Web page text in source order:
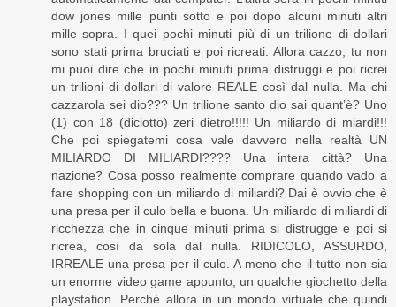
dow jones mille punti sotto e poi dopo alcuni minuti altri
mille sopra. I quei pochi minuti più di un trilione di dollari
sono stati prima bruciati e poi ricreati. Allora cazzo, tu non
mi puoi dire che in pochi minuti prima distruggi e poi ricrei
un trilioni di dollari di valore REALE così dal nulla. Ma chi
cazzarola sei dio??? Un trilione santo dio sai quant’è? Uno
(1) con 18 (diciotto) zeri dietro!!!!! Un miliardo di miardi!!!
Che poi spiegatemi cosa vale davvero nella realtà UN
MILIARDO DI MILIARDI???? Una intera città? Una
nazione? Cosa posso realmente comprare quando vado a
fare shopping con un miliardo di miliardi? Dai è ovvio che è
una presa per il culo bella e buona. Un miliardo di miliardi di
ricchezza che in cinque minuti prima si distrugge e poi si
ricrea, così da sola dal nulla. RIDICOLO, ASSURDO,
IRREALE una presa per il culo. A meno che il tutto non sia
un enorme video game appunto, un qualche giochetto della
playstation. Perché allora in un mondo virtuale che quindi